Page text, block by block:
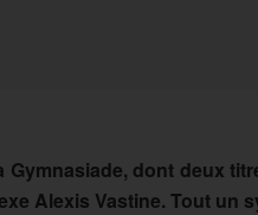
dont deux
Alexis Vastine. Tout un